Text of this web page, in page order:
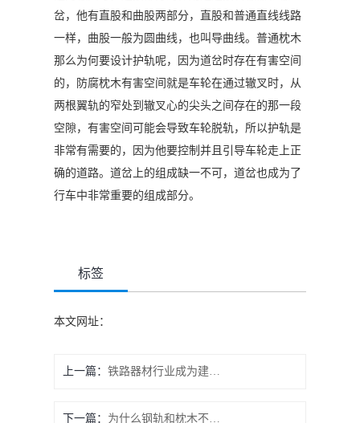
岔，他有直股和曲股两部分，直股和普通直线线路
一样，曲股一般为圆曲线，也叫导曲线。普通枕木
那么为何要设计护轨呢，因为道岔时存在有害空间
的，防腐枕木有害空间就是车轮在通过辙叉时，从
两根翼轨的窄处到辙叉心的尖头之间存在的那一段
空隙，有害空间可能会导致车轮脱轨，所以护轨是
非常有需要的，因为他要控制并且引导车轮走上正
确的道路。道岔上的组成缺一不可，道岔也成为了
行车中非常重要的组成部分。
标签
本文网址：
上一篇： 铁路器材行业成为建材市场中的中流砥柱行业
下一篇： 为什么钢轨和枕木不直接铺设在地面上？